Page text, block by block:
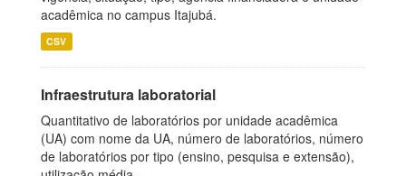
acadêmica no campus Itajubá.
CSV
Infraestrutura laboratorial
Quantitativo de laboratórios por unidade acadêmica
(UA) com nome da UA, número de laboratórios, número
de laboratórios por tipo (ensino, pesquisa e extensão),